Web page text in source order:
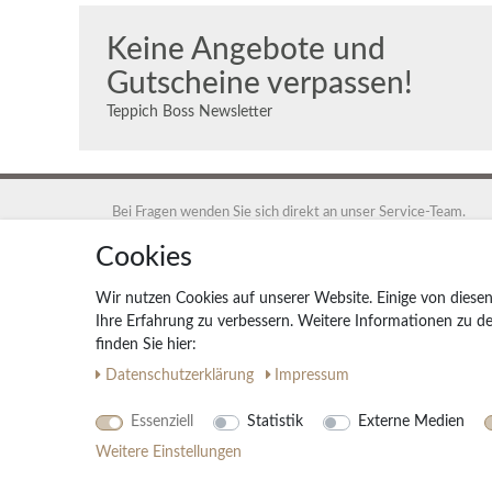
Keine Angebote und
Gutscheine verpassen!
Teppich Boss Newsletter
Bei Fragen wenden Sie sich direkt an unser Service-Team.
+49 40 88 35 12 95
service@teppich-boss.de
Teppich Boss GmbH, 20259 Hamburg, Teppich Boss GmbH
Cookies
Wir nutzen Cookies auf unserer Website. Einige von
Ihre Erfahrung zu verbessern. Weitere Informationen zu
finden Sie hier:
Daten­schutz­erklärung
Impressum
Essenziell Statistik
Externe Medien
Weitere Einstellungen